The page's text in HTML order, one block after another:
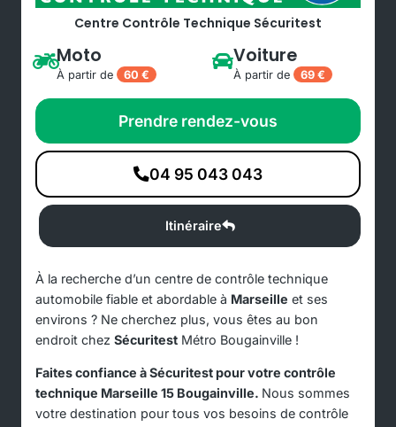
Centre Contrôle Technique Sécuritest
Moto
À partir de 60 €
Voiture
À partir de 69 €
Prendre rendez-vous
04 95 043 043
Itinéraire
À la recherche d’un centre de contrôle technique
automobile fiable et abordable à Marseille et ses
environs ? Ne cherchez plus, vous êtes au bon
endroit chez Sécuritest Métro Bougainville !
Faites confiance à Sécuritest pour votre contrôle
technique Marseille 15 Bougainville. Nous sommes
votre destination pour tous vos besoins de contrôle